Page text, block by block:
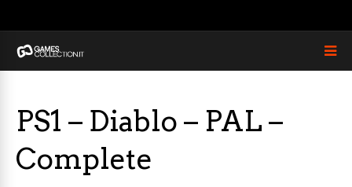
PS1 – Diablo – PAL –
Complete